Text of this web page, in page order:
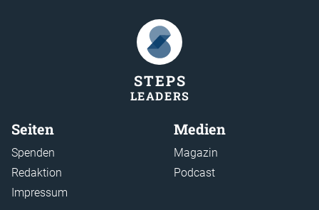
STEPS
LEADERS
Seiten
Spenden
Redaktion
Impressum
Medien
Magazin
Podcast